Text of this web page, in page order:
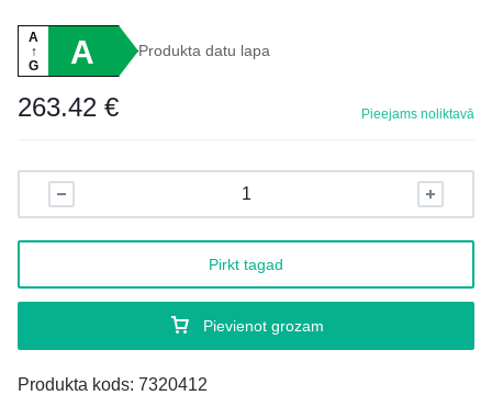
A
↑
G
A Produkta datu lapa
263.42 € Pieejams noliktavā
Pievienot grozam
Pirkt tagad
Produkta kods: 7320412